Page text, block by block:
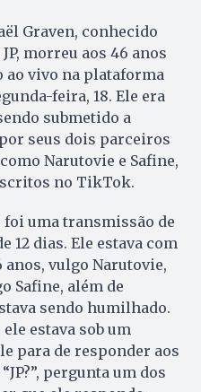
Graven, conhecido
morreu aos 46 anos
ao vivo na plataforma
feira, 18. Ele era
submetido a
seus dois parceiros
Narutovie e Safine,
no TikTok.
foi uma transmissão de
12 dias. Ele estava com
anos, vulgo Narutovie,
Safine, além de
sendo humilhado.
estava sob um
para de responder aos
pergunta um dos